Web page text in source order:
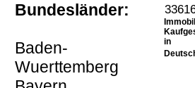
Bundesländer:
Baden-
Wuerttemberg
in